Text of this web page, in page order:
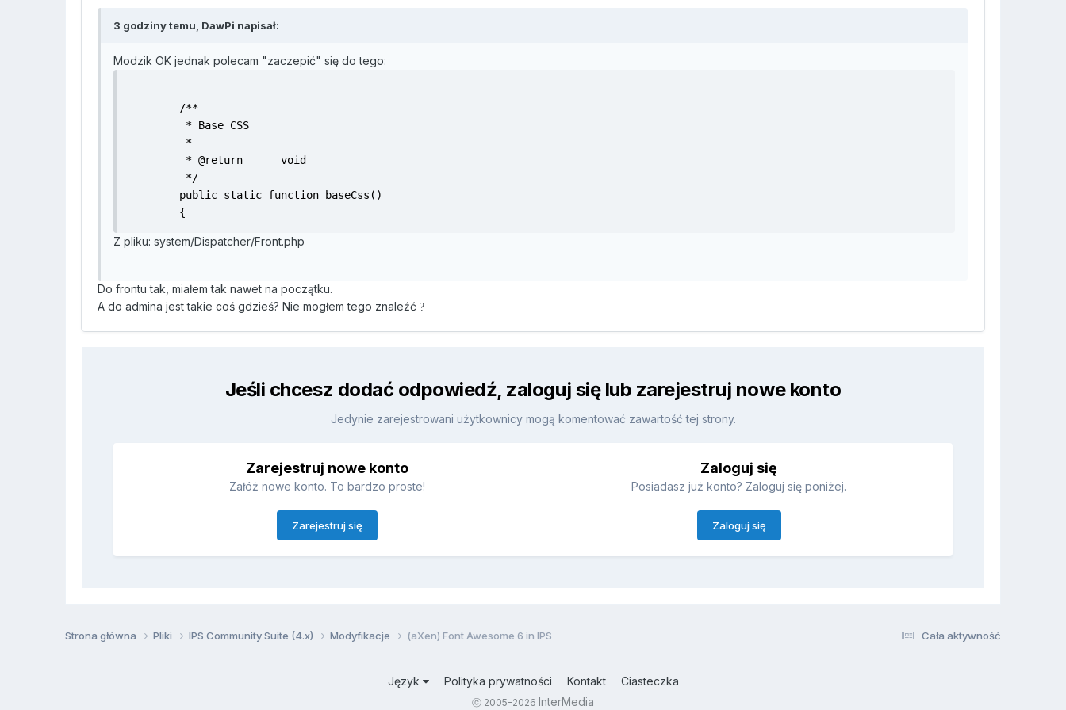
3 godziny temu, DawPi napisał:
Modzik OK jednak polecam "zaczepić" się do tego:
	{
Z pliku: system/Dispatcher/Front.php
Do frontu tak, miałem tak nawet na początku.
A do admina jest takie coś gdzieś? Nie mogłem tego znaleźć?
Jeśli chcesz dodać odpowiedź, zaloguj się lub zarejestruj nowe konto
Jedynie zarejestrowani użytkownicy mogą komentować zawartość tej strony.
Zarejestruj nowe konto
Załóż nowe konto. To bardzo proste!
Zarejestruj się
Zaloguj się
Posiadasz już konto? Zaloguj się poniżej.
Zaloguj się
Cała aktywność
Strona główna Pliki IPS Community Suite (4.x) Modyfikacje (aXen) Font Awesome 6 in IPS
Język Polityka prywatności Kontakt Ciasteczka
ⓒ 2005-2026 InterMedia